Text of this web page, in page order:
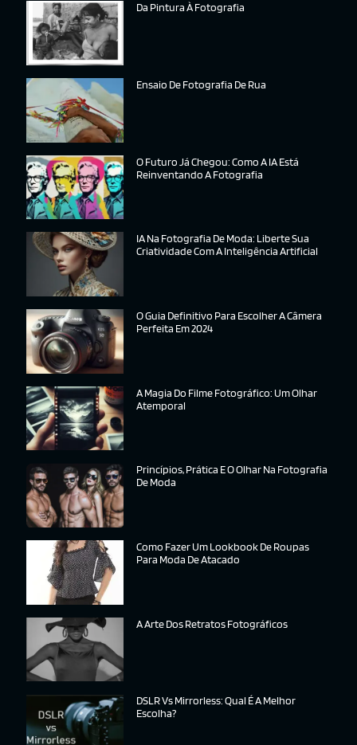
Da Pintura À Fotografia
Ensaio De Fotografia De Rua
O Futuro Já Chegou: Como A IA Está
Reinventando A Fotografia
IA Na Fotografia De Moda: Liberte Sua
Criatividade Com A Inteligência Artificial
O Guia Definitivo Para Escolher A Câmera
Perfeita Em 2024
A Magia Do Filme Fotográfico: Um Olhar
Atemporal
Princípios, Prática E O Olhar Na Fotografia
De Moda
Como Fazer Um Lookbook De Roupas
Para Moda De Atacado
A Arte Dos Retratos Fotográficos
DSLR Vs Mirrorless: Qual É A Melhor
Escolha?